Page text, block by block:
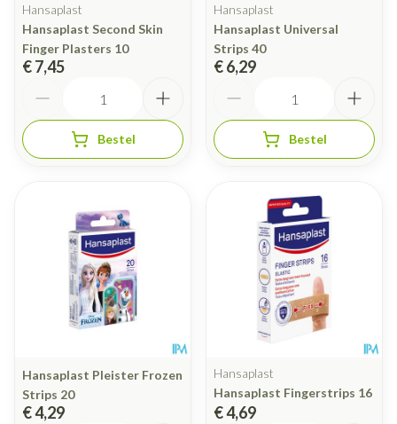
Hansaplast
Hansaplast Second Skin
Finger Plasters 10
€ 7,45
Bestel
Hansaplast
Hansaplast Universal
Strips 40
€ 6,29
Bestel
Hansaplast Pleister Frozen
Strips 20
€ 4,29
Hansaplast
Hansaplast Fingerstrips 16
€ 4,69